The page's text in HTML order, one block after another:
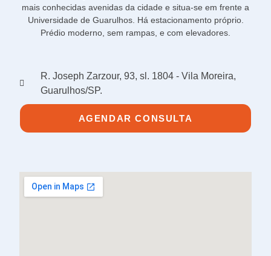
mais conhecidas avenidas da cidade e situa-se em frente a
Universidade de Guarulhos. Há estacionamento próprio.
Prédio moderno, sem rampas, e com elevadores.
R. Joseph Zarzour, 93, sl. 1804 - Vila Moreira,
Guarulhos/SP.
AGENDAR CONSULTA